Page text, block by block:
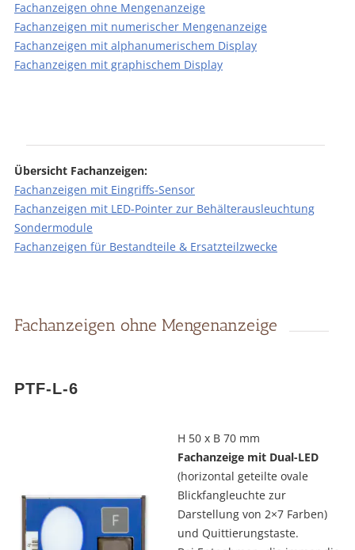
Fachanzeigen ohne Mengenanzeige
Fachanzeigen mit numerischer Mengenanzeige
Fachanzeigen mit alphanumerischem Display
Fachanzeigen mit graphischem Display
Übersicht Fachanzeigen:
Fachanzeigen mit Eingriffs-Sensor
Fachanzeigen mit LED-Pointer zur Behälterausleuchtung
Sondermodule
Fachanzeigen für Bestandteile & Ersatzteilzwecke
Fachanzeigen ohne Mengenanzeige
PTF-L-6
H 50 x B 70 mm
Fachanzeige mit Dual-LED
(horizontal geteilte ovale
Blickfangleuchte zur
Darstellung von 2×7 Farben)
und Quittierungstaste.